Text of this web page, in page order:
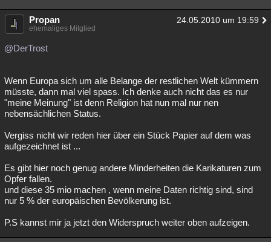
Propan 24.05.2010 um 19:59
ehemaliges Mitglied
@DerTrost
Wenn Europa sich um alle Belange der restlichen Welt kümmern
müsste, dann mal viel spass. Ich denke auch nicht das es nur
"meine Meinung" ist denn Religion hat nun mal nur nen
nebensächlichen Status.
Vergiss nicht wir reden hier über ein Stück Papier auf dem was
aufgezeichnet ist ...
Es gibt hier noch genug andere Minderheiten die Karikaturen zum
Opfer fallen.
und diese 35 mio machen , wenn meine Daten richtig sind, sind
nur 5 % der europäischen Bevölkerung ist.
P.S kannst mir ja jetzt den Widerspruch weiter oben aufzeigen.